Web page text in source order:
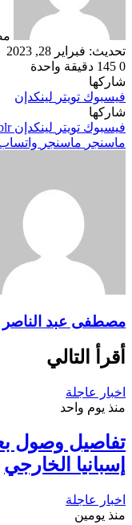
تحديث: فبراير 28, 2023
0
دقيقة واحدة
شاركها
فيسبوك تويتر لينكدإن
شاركها
فيسبوك تويتر لينكدإن
ماسنجر ماسنجر
مصطفى عبد الناصر
أقرأ التالي
اخبار عاجلة
منذ يوم واحد
تفاصيل وصول
إسبانيا الخارجي
اخبار عاجلة
منذ يومين